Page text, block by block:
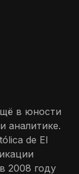
в юности
аналитике.
de El
2008 году